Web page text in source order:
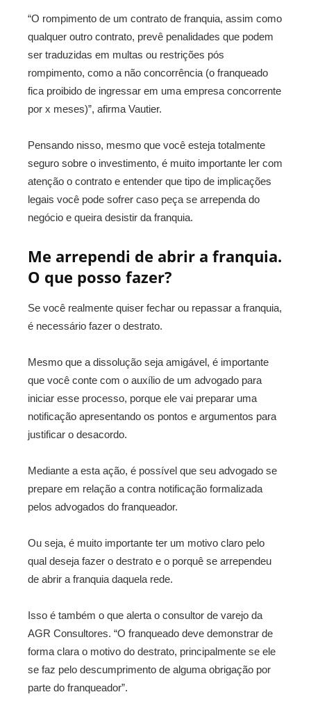
“O rompimento de um contrato de franquia, assim como
qualquer outro contrato, prevê penalidades que podem
ser traduzidas em multas ou restrições pós
rompimento, como a não concorrência (o franqueado
fica proibido de ingressar em uma empresa concorrente
por x meses)”, afirma Vautier.
Pensando nisso, mesmo que você esteja totalmente
seguro sobre o investimento, é muito importante ler com
atenção o contrato e entender que tipo de implicações
legais você pode sofrer caso peça se arrependa do
negócio e queira desistir da franquia.
Me arrependi de abrir a franquia.
O que posso fazer?
Se você realmente quiser fechar ou repassar a franquia,
é necessário fazer o destrato.
Mesmo que a dissolução seja amigável, é importante
que você conte com o auxílio de um advogado para
iniciar esse processo, porque ele vai preparar uma
notificação apresentando os pontos e argumentos para
justificar o desacordo.
Mediante a esta ação, é possível que seu advogado se
prepare em relação a contra notificação formalizada
pelos advogados do franqueador.
Ou seja, é muito importante ter um motivo claro pelo
qual deseja fazer o destrato e o porquê se arrependeu
de abrir a franquia daquela rede.
Isso é também o que alerta o consultor de varejo da
AGR Consultores. “O franqueado deve demonstrar de
forma clara o motivo do destrato, principalmente se ele
se faz pelo descumprimento de alguma obrigação por
parte do franqueador”.